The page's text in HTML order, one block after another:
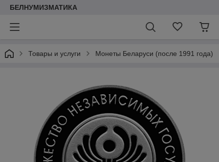
БЕЛНУМИЗМАТИКА
Товары и услуги Монеты Беларуси (после 1991 года)